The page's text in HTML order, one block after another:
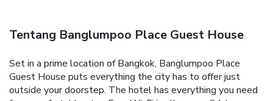
Tentang Banglumpoo Place Guest House
Set in a prime location of Bangkok, Banglumpoo Place
Guest House puts everything the city has to offer just
outside your doorstep. The hotel has everything you need